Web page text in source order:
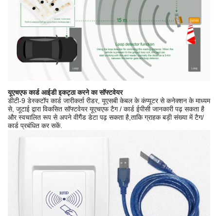
यूएचएफ कार्ड आईडी इकट्ठा करने का सॉफ्टवेयर
डीटी-9 डेस्कटॉप कार्ड जारीकर्ता रीडर, यूएसबी केबल के कंप्यूटर से कनेक्शन के माध्यम
से, जूटाई द्वारा विकसित सॉफ्टवेयर यूएचएफ टैग / कार्ड ईपीसी जानकारी पढ़ सकता है
और स्वचालित रूप से अपने वीगैंड डेटा पढ़ सकता है,ताकि ग्राहक बड़ी संख्या में टैग/
कार्ड प्रबंधित कर सकें.